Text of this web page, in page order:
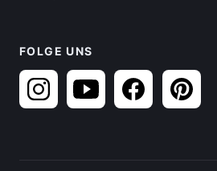
FOLGE UNS